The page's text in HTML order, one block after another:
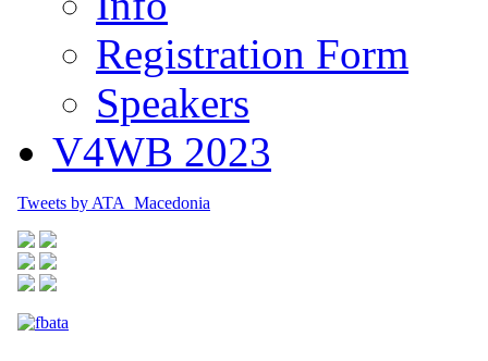
Registration Form
Speakers
V4WB 2023
Tweets by ATA_Macedonia